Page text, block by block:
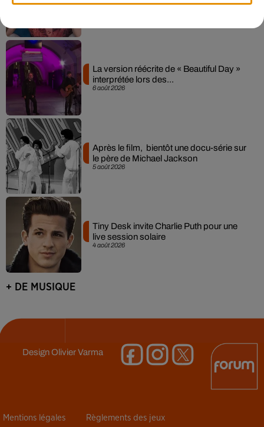
6 août 2026
La version réécrite de « Beautiful Day »
interprétée lors des...
5 août 2026
Après le film, bientôt une docu-série sur
le père de Michael Jackson
4 août 2026
Tiny Desk invite Charlie Puth pour une
live session solaire
+ DE MUSIQUE
DesignOlivier Varma
Mentions légales Règlements des jeux